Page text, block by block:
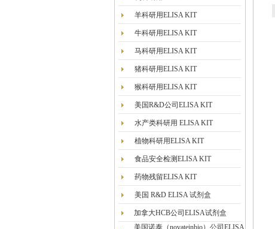
羊科研用ELISA KIT
牛科研用ELISA KIT
马科研用ELISA KIT
猪科研用ELISA KIT
猴科研用ELISA KIT
美国R&D公司ELISA KIT
水产类科研用 ELISA KIT
植物科研用ELISA KIT
食品安全检测ELISA KIT
药物残留ELISA KIT
美国 R&D ELISA 试剂盒
加拿大HCB公司ELISA试剂盒
美国诺泰（novateinbio）公司ELISA